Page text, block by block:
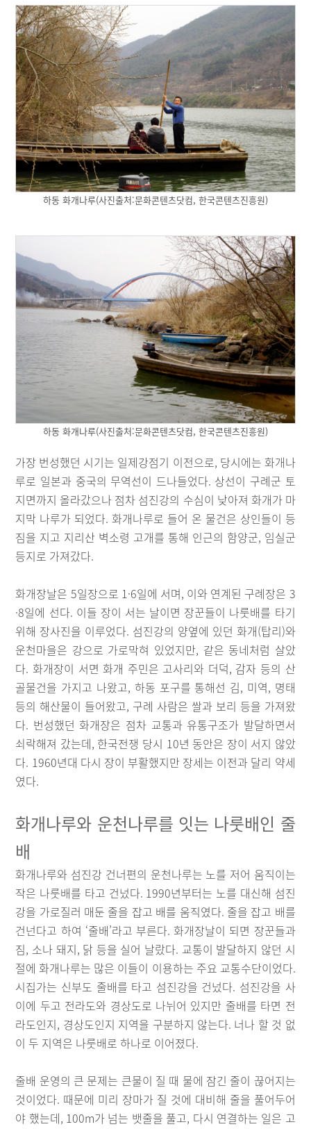
하동 화개나루(사진출처:문화콘텐츠닷컴, 한국콘텐츠진흥원)
하동 화개나루(사진출처:문화콘텐츠닷컴, 한국콘텐츠진흥원)
가장 번성했던 시기는 일제강점기 이전으로, 당시에는 화개나
루로 일본과 중국의 무역선이 드나들었다. 상선이 구례군 토
지면까지 올라갔으나 점차 섬진강의 수심이 낮아져 화개가 마
지막 나루가 되었다. 화개나루로 들어 온 물건은 상인들이 등
짐을 지고 지리산 벽소령 고개를 통해 인근의 함양군, 임실군
등지로 가져갔다.
화개장날은 5일장으로 1·6일에 서며, 이와 연계된 구례장은 3
·8일에 선다. 이들 장이 서는 날이면 장꾼들이 나룻배를 타기
위해 장사진을 이루었다. 섬진강의 양옆에 있던 화개(탑리)와
운천마을은 강으로 가로막혀 있었지만, 같은 동네처럼 살았
다. 화개장이 서면 화개 주민은 고사리와 더덕, 감자 등의 산
골물건을 가지고 나왔고, 하동 포구를 통해선 김, 미역, 명태
등의 해산물이 들어왔고, 구례 사람은 쌀과 보리 등을 가져왔
다. 번성했던 화개장은 점차 교통과 유통구조가 발달하면서
쇠락해져 갔는데, 한국전쟁 당시 10년 동안은 장이 서지 않았
다. 1960년대 다시 장이 부활했지만 장세는 이전과 달리 약세
였다.
화개나루와 운천나루를 잇는 나룻배인 줄
배
화개나루와 섬진강 건너편의 운천나루는 노를 저어 움직이는
작은 나룻배를 타고 건넜다. 1990년부터는 노를 대신해 섬진
강을 가로질러 매둔 줄을 잡고 배를 움직였다. 줄을 잡고 배를
건넌다고 하여 ‘줄배’라고 부른다. 화개장날이 되면 장꾼들과
짐, 소나 돼지, 닭 등을 실어 날랐다. 교통이 발달하지 않던 시
절에 화개나루는 많은 이들이 이용하는 주요 교통수단이었다.
시집가는 신부도 줄배를 타고 섬진강을 건넜다. 섬진강을 사
이에 두고 전라도와 경상도로 나뉘어 있지만 줄배를 타면 전
라도인지, 경상도인지 지역을 구분하지 않는다. 너나 할 것 없
이 두 지역은 나룻배로 하나로 이어졌다.
줄배 운영의 큰 문제는 큰물이 질 때 물에 잠긴 줄이 끊어지는
것이었다. 때문에 미리 장마가 질 것에 대비해 줄을 풀어두어
야 했는데, 100m가 넘는 뱃줄을 풀고, 다시 연결하는 일은 고